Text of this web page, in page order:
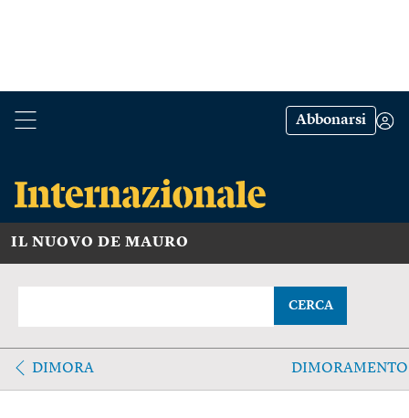
Abbonarsi
IL NUOVO DE MAURO
CERCA
DIMORA DIMORAMENTO